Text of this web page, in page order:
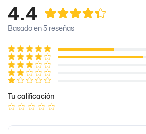
4.4
Basado en 5 reseñas
Tu calificación